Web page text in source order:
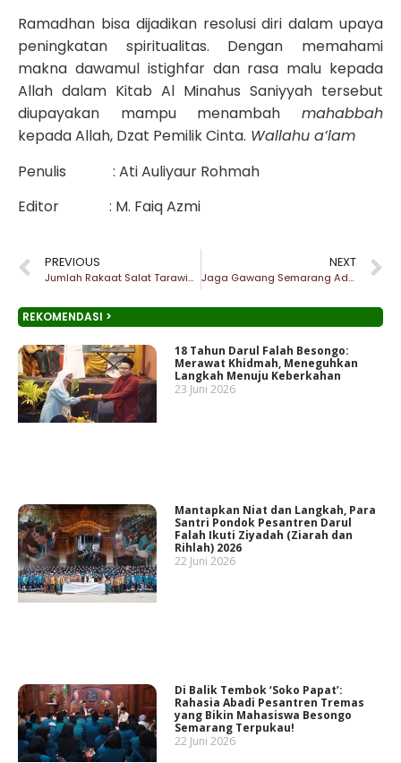
Ramadhan bisa dijadikan resolusi diri dalam upaya
peningkatan spiritualitas. Dengan memahami
makna dawamul istighfar dan rasa malu kepada
Allah dalam Kitab Al Minahus Saniyyah tersebut
diupayakan mampu menambah mahabbah
kepada Allah, Dzat Pemilik Cinta. Wallahu a’lam
Penulis : Ati Auliyaur Rohmah
Editor : M. Faiq Azmi
PREVIOUS
Jumlah Rakaat Salat Tarawih, Tiada Permasalahan Selain Kesunnahan
NEXT
Jaga Gawang Semarang Adakan Tarawih Keliling, Bu Nyai Arikhah Beri Mauidhoh Hasanah
REKOMENDASI >
18 Tahun Darul Falah Besongo:
Merawat Khidmah, Meneguhkan
Langkah Menuju Keberkahan
23 Juni 2026
Mantapkan Niat dan Langkah, Para
Santri Pondok Pesantren Darul
Falah Ikuti Ziyadah (Ziarah dan
Rihlah) 2026
22 Juni 2026
Di Balik Tembok ‘Soko Papat’:
Rahasia Abadi Pesantren Tremas
yang Bikin Mahasiswa Besongo
Semarang Terpukau!
22 Juni 2026